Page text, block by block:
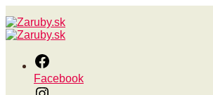
Facebook